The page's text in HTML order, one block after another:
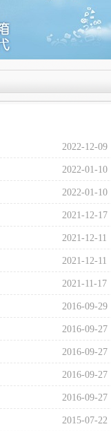
2022-12-09
2022-01-10
2022-01-10
2021-12-17
2021-12-11
2021-12-11
2021-11-17
2016-09-29
2016-09-27
2016-09-27
2016-09-27
2016-09-27
2015-07-22